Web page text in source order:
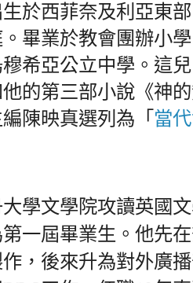
生於西菲奈及利亞東
畢業於教會團辦小
希亞公立中學。這
的第三部小說《神
編陳映真選列為「 當
學文學院攻讀英國
一屆畢業生。他先
，後來升為對外廣